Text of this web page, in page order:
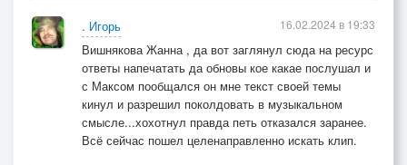
. Игорь
Вишнякова Жанна , да вот заглянул сюда на ресурс
ответы напечатать да обновы кое какае послушал и
с Максом пообщался он мне текст своей темы
кинул и разрешил поколдовать в музыкальном
смысле...хохотнул правда петь отказался заранее.
Всё сейчас пошел целенаправленно искать клип.
16.02.2024 в 19:33